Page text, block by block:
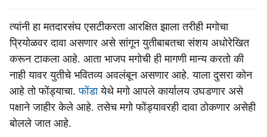
त्यांनी हा मतदारसंघ एसटीकरता आरक्षित झाला तरीही मगोचा
प्रियोळवर दावा असणार असे सांगून युतीबाबतचा संशय अधोरेखित
करून टाकला आहे. आता भाजप मगोची ही मागणी मान्य करतो की
नाही यावर युतीचे भवितव्य अवलंबून असणार आहे. याला दुसरा कोन
आहे तो फोंड्याचा. फोंडायेथे मगो आपले कार्यालय उघडणार असे
पक्षाने जाहीर केले आहे. तसेच मगो फोंड्यावरही दावा ठोकणार असेही
बोलले जात आहे.